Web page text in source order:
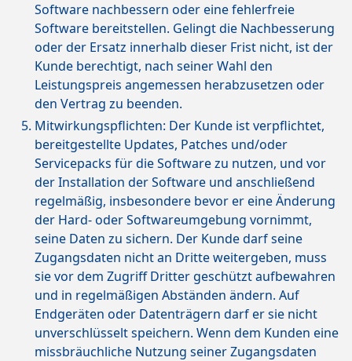
Software nachbessern oder eine fehlerfreie
Software bereitstellen. Gelingt die Nachbesserung
oder der Ersatz innerhalb dieser Frist nicht, ist der
Kunde berechtigt, nach seiner Wahl den
Leistungspreis angemessen herabzusetzen oder
den Vertrag zu beenden.
Mitwirkungspflichten: Der Kunde ist verpflichtet,
bereitgestellte Updates, Patches und/oder
Servicepacks für die Software zu nutzen, und vor
der Installation der Software und anschließend
regelmäßig, insbesondere bevor er eine Änderung
der Hard- oder Softwareumgebung vornimmt,
seine Daten zu sichern. Der Kunde darf seine
Zugangsdaten nicht an Dritte weitergeben, muss
sie vor dem Zugriff Dritter geschützt aufbewahren
und in regelmäßigen Abständen ändern. Auf
Endgeräten oder Datenträgern darf er sie nicht
unverschlüsselt speichern. Wenn dem Kunden eine
missbräuchliche Nutzung seiner Zugangsdaten